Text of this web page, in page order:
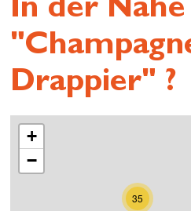
In der Nähe
Drappier" ?
35
+
−